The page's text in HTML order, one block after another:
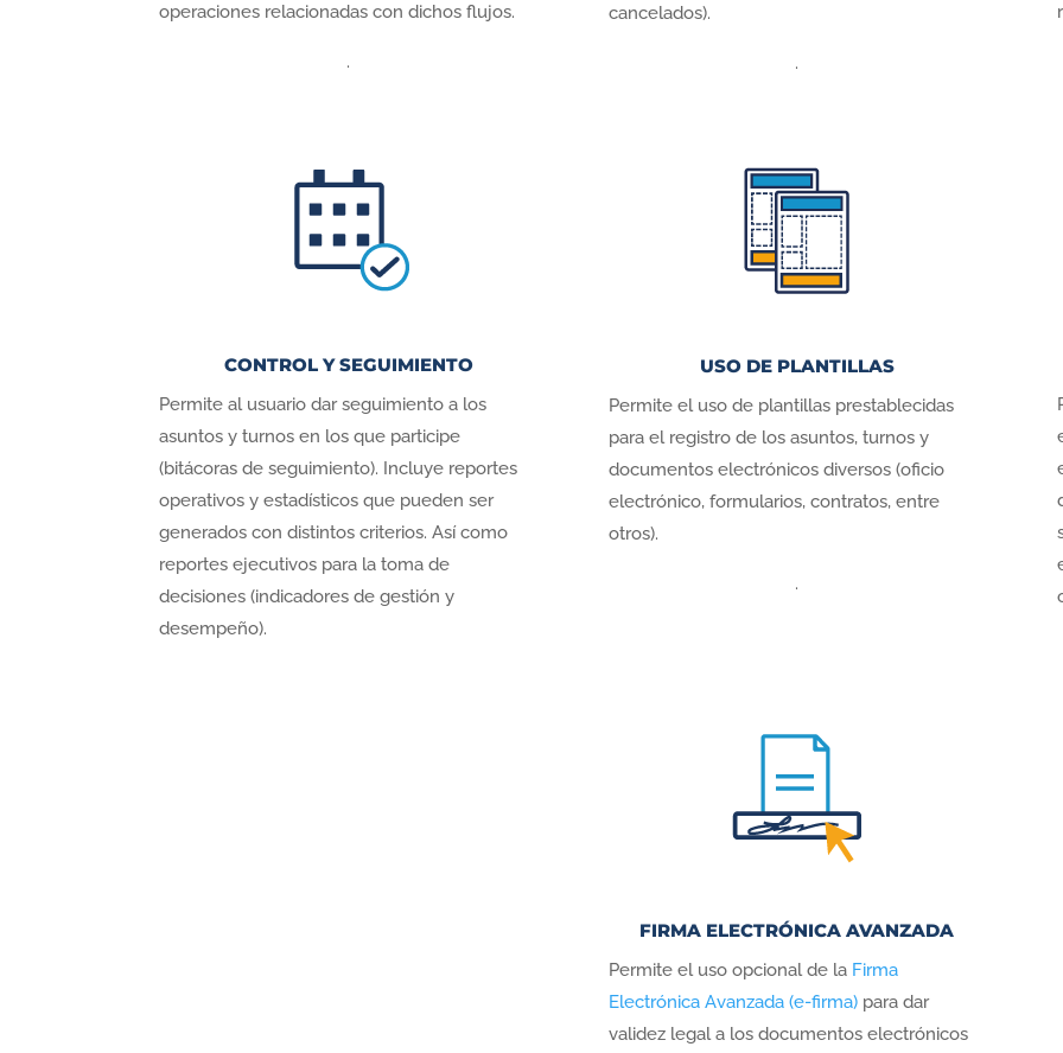
operaciones relacionadas con dichos flujos.
.
cancelados).
.
CONTROL Y SEGUIMIENTO
Permite al usuario dar seguimiento a los
asuntos y turnos en los que participe
(bitácoras de seguimiento). Incluye reportes
operativos y estadísticos que pueden ser
generados con distintos criterios. Así como
reportes ejecutivos para la toma de
decisiones (indicadores de gestión y
desempeño).
USO DE PLANTILLAS
Permite el uso de plantillas prestablecidas
para el registro de los asuntos, turnos y
documentos electrónicos diversos (oficio
electrónico, formularios, contratos, entre
otros).
.
FIRMA ELECTRÓNICA AVANZADA
Permite el uso opcional de la Firma
Electrónica Avanzada (e-firma)para dar
validez legal a los documentos electrónicos